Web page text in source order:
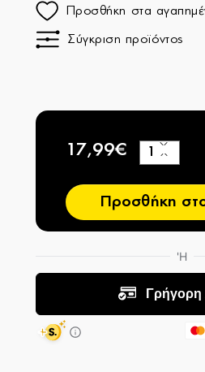
Προσθήκη στα
Σύγκριση προϊόντος
17,99€
−
+
Προσθήκη